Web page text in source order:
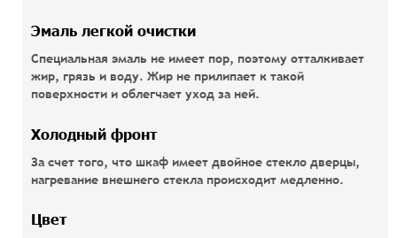
Эмаль легкой очистки
Специальная эмаль не имеет пор, поэтому отталкивает
жир, грязь и воду. Жир не прилипает к такой
поверхности и облегчает уход за ней.
Холодный фронт
За счет того, что шкаф имеет двойное стекло дверцы,
нагревание внешнего стекла происходит медленно.
Цвет